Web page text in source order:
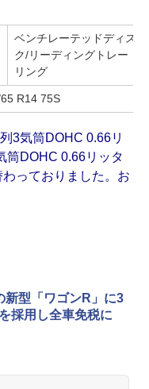
ベンチレーテッドディス
ク/リーディングトレー
リング
R14 75S
3気筒DOHC 0.66リ
筒DOHC 0.66リッタ
っておりました。お
新型「ワゴンR」に3
採用し全車免税に